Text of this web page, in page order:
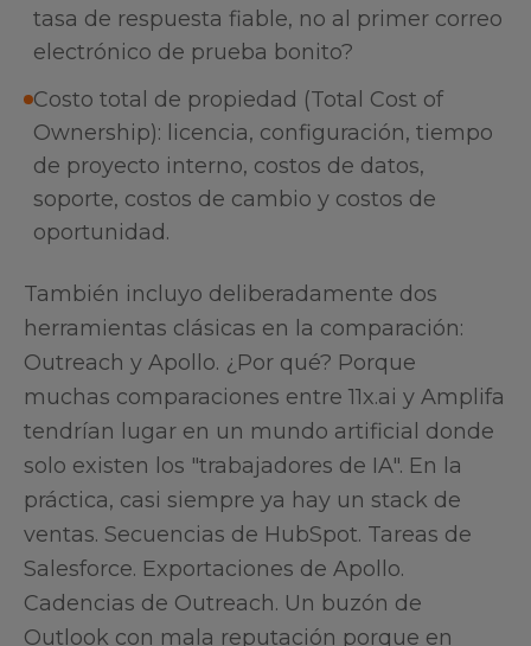
tasa de respuesta fiable, no al primer correo
electrónico de prueba bonito?
Costo total de propiedad (Total Cost of
Ownership): licencia, configuración, tiempo
de proyecto interno, costos de datos,
soporte, costos de cambio y costos de
oportunidad.
También incluyo deliberadamente dos
herramientas clásicas en la comparación:
Outreach y Apollo. ¿Por qué? Porque
muchas comparaciones entre 11x.ai y Amplifa
tendrían lugar en un mundo artificial donde
solo existen los "trabajadores de IA". En la
práctica, casi siempre ya hay un stack de
ventas. Secuencias de HubSpot. Tareas de
Salesforce. Exportaciones de Apollo.
Cadencias de Outreach. Un buzón de
Outlook con mala reputación porque en